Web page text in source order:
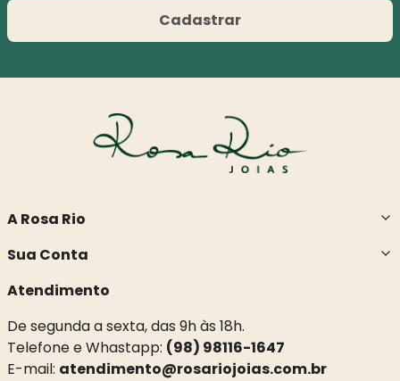
Cadastrar
A Rosa Rio
Sua Conta
Atendimento
De segunda a sexta, das 9h às 18h.
Telefone e Whastapp: (98) 98116-1647
E-mail: atendimento@rosariojoias.com.br